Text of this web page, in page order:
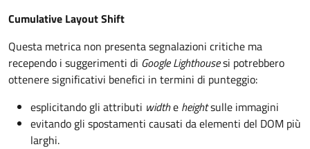
Cumulative Layout Shift
Questa metrica non presenta segnalazioni critiche ma
recependo i suggerimenti di Google Lighthousesi potrebbero
ottenere significativi benefici in termini di punteggio:
esplicitando gli attributi widthe heightsulle immagini
evitando gli spostamenti causati da elementi del DOM più
larghi.